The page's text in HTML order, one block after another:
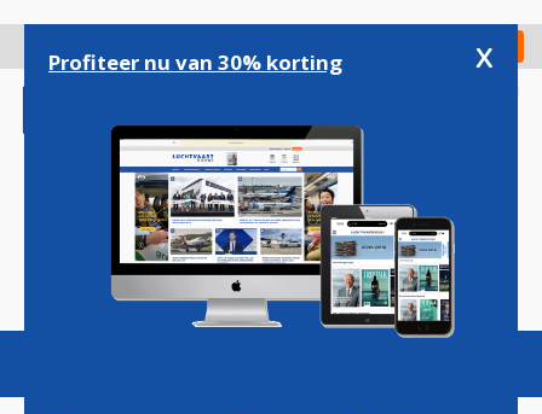
gaan
Check in
Magazine Podcasts Vacatures
Profiteer nu van 30% korting x